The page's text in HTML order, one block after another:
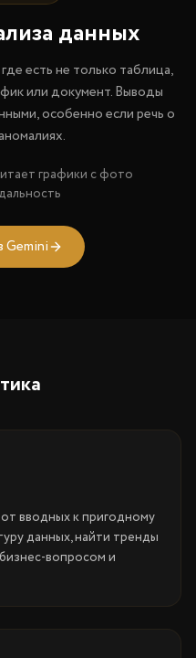
данных
есть не только таблица,
или документ. Выводы
особенно если речь о
графики с фото
Gemini
вводных к пригодному
данных, найти тренды
вопросом и